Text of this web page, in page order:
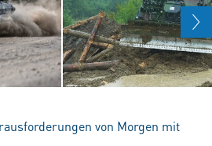
von Morgen mit